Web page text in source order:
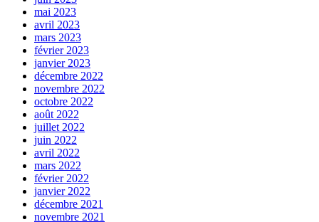
mai 2023
avril 2023
mars 2023
février 2023
janvier 2023
décembre 2022
novembre 2022
octobre 2022
août 2022
juillet 2022
juin 2022
avril 2022
mars 2022
février 2022
janvier 2022
décembre 2021
novembre 2021